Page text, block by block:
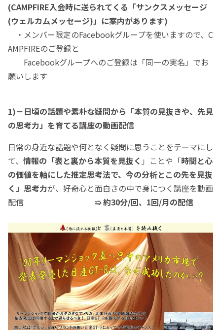
(CAMPFIRE入会時に送られてくる「サンクスメッセージ
(ウェルカムメッセージ)」に案内があります)
・メンバー限定のFacebookグループを使いますので、C
AMPFIREのご登録と
Facebookグループへのご登録は「同一の実名」でお
願いします
1)－日頃の話題や素朴な疑問から「本質の見抜きや、先見
の思考力」を育てる講座の動画配信
日常の身近な話題や何となく疑問に思うことをテーマにし
て、 情報の「表と裏から本質を見抜く 」ことや「時間と心
の価値を軸にした推定思考法で、今の分析とこの先を見抜
く」思考力が、好奇心と面白さの中で身につく講座を動画
配信 ➯ 約30分/回、1回/月の配信